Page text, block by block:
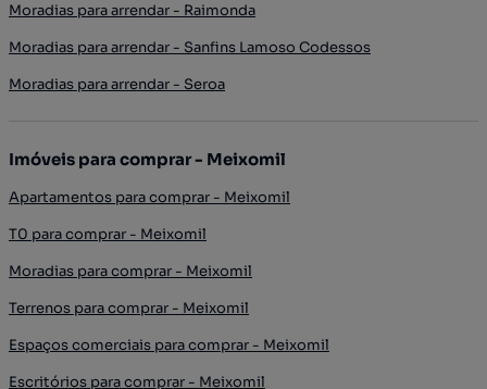
Moradias para arrendar - Raimonda
Moradias para arrendar - Sanfins Lamoso Codessos
Moradias para arrendar - Seroa
Imóveis para comprar - Meixomil
Apartamentos para comprar - Meixomil
T0 para comprar - Meixomil
Moradias para comprar - Meixomil
Terrenos para comprar - Meixomil
Espaços comerciais para comprar - Meixomil
Escritórios para comprar - Meixomil